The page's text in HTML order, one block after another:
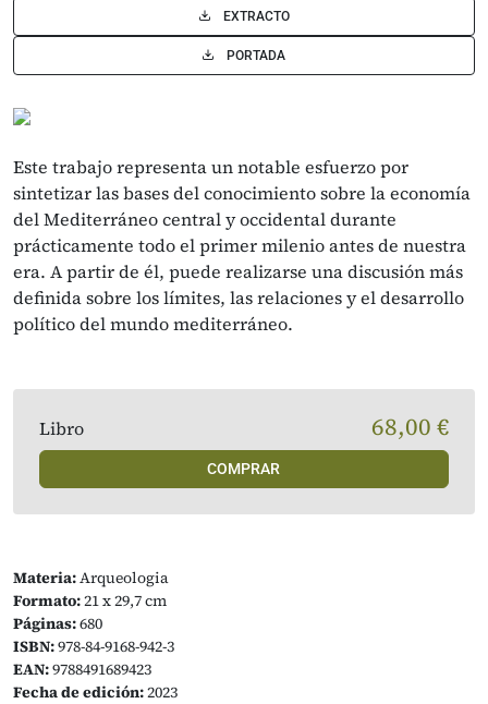
EXTRACTO
PORTADA
Este trabajo representa un notable esfuerzo por
sintetizar las bases del conocimiento sobre la economía
del Mediterráneo central y occidental durante
prácticamente todo el primer milenio antes de nuestra
era. A partir de él, puede realizarse una discusión más
definida sobre los límites, las relaciones y el desarrollo
político del mundo mediterráneo.
Materia:Arqueologia
Formato:21 x 29,7 cm
Páginas:680
ISBN:978-84-9168-942-3
EAN:9788491689423
Fecha de edición:2023
Libro 68,00 €
COMPRAR